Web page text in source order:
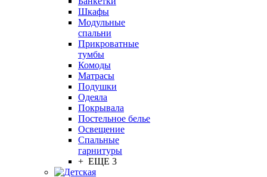
Шкафы
Модульные
спальни
Прикроватные
тумбы
Комоды
Матрасы
Подушки
Одеяла
Покрывала
Постельное белье
Освещение
Спальные
гарнитуры
+ ЕЩЕ 3